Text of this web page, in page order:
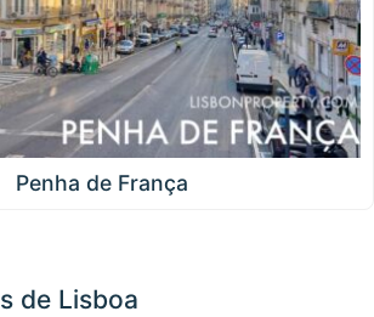
Penha de França
de Lisboa